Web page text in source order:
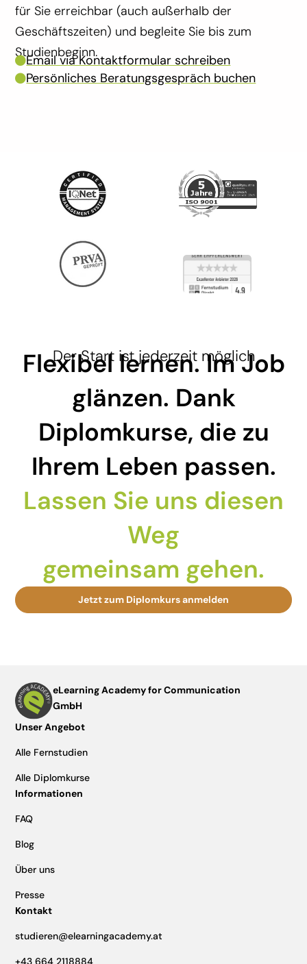
für Sie erreichbar (auch außerhalb der
Geschäftszeiten) und begleite Sie bis zum
Studienbeginn.
Email via Kontaktformular schreiben
Persönliches Beratungsgespräch buchen
Der Start ist jederzeit möglich
Flexibel lernen. Im Job
glänzen. Dank
Diplomkurse, die zu
Ihrem Leben passen.
Lassen Sie uns diesen
Weg
gemeinsam gehen.
Jetzt zum Diplomkurs anmelden
eLearning Academy for Communication
GmbH
Unser Angebot
Alle Fernstudien
Alle Diplomkurse
Informationen
FAQ
Blog
Über uns
Presse
Kontakt
studieren@elearningacademy.at
+43 664 2118884